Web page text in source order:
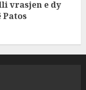
vrasjen e dy
Patos